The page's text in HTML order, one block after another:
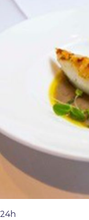
Posted by
24h